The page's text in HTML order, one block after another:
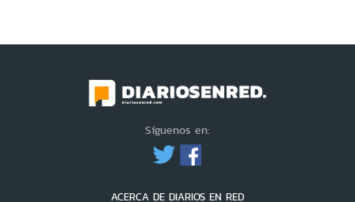
Síguenos en:
ACERCA DE DIARIOS EN RED